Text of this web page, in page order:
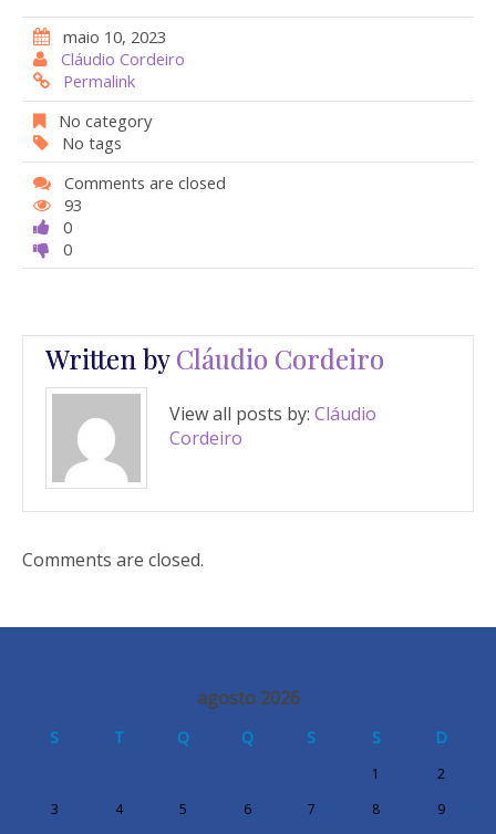
e
b
o
o
k
at
s
A
p
p
itt
er
er
st
maio 10, 2023
Cláudio Cordeiro
Permalink
No category
No tags
Comments are closed
93
0
0
Written byCláudio Cordeiro
View all posts by: Cláudio
Cordeiro
Comments are closed.
agosto 2026
S T Q Q S S D
1
2
3
4 5 6 7 8
9